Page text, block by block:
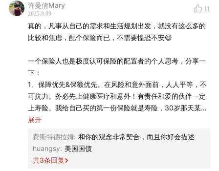
3️⃣
也可以打开有知有行 App，搜索「保险」。无论是想了解
产品，使用保单管理工具，我们都准备好了清晰、实用的
内容。
心安的」。
惠民保 - 免健康告知的医疗险，非常适合父母投保。
保险不是用来赚钱的，是一个分散风险的工具，而且是有一
定代价的。是购买保险公司的服务，帮自己分散自己承担不
「❤️回归初心」
用保险来解决，那些只有保险才能解决的事。
多关注保险的功能，不是关注收益。
仅2%-3%），监管设定利率上限，防范保险公司兑付危机。
与市场环境的关联：保险公司资金主要投向债券（50% 以
（如银行存款、债券收益下降），预定利率下调是必然趋势
（2013 年曾因市场收益上升而上调过一次）。
2.「为何保险调整更“兴师动众”？」
保险有两种，一种是在合同里把这个利率是固定下来的，另
的算法还是固定收益率。
产品设计特性：预定利率写入合同后不可变更，调整需下架
许曼倩Mary
2025.8.09
11
真的，凡事从自己的需求和生活规划出发，就没有这么多的
比较和焦虑，配个保险而已，不需要惶恐不安😄
一个保险人也是极度认可保险的配置者的个人思考，分享一
下：
1、保障优先&保额优先。在风险和意外面前，人人平等，不
可抗力。务必先上健康医疗和意外！有责任和爱的伙伴一定
上寿险。我给自己买的第一份保险就是寿险，30岁那天某
天，突然想到如果我出去玩回不来，我爸妈要怎么办？ 抱着
保额优先：是我一直坚持的理念，理赔的钱得够用才有意
义。当然，何为“够用”，因人而异了，也涉及到保费预算，
所以都是一步步来的。赔过的都会后悔买少了，但绝对比没
展开
费斯特德拉姆: 和你的观念非常契合，而且你好会描述
huangsy: 美国国债
共3条回复